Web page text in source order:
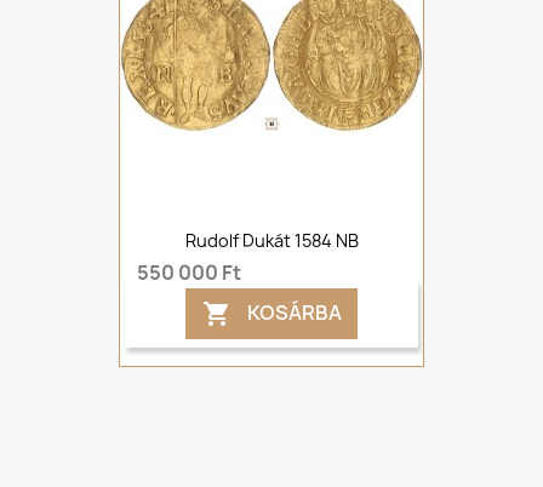
Rudolf Dukát 1584 NB
550 000 Ft
 KOSÁRBA